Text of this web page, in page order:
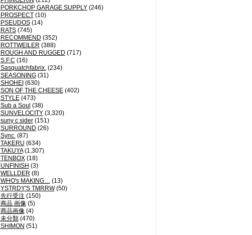
PORKCHOP GARAGE SUPPLY(246)
PROSPECT(10)
PSEUDOS(14)
RATS(745)
RECOMMEND (352)
ROTTWEILER (388)
ROUGH AND RUGGED (717)
S.F.C (16)
Sasquatchfabrix.(234)
SEASONING(31)
SHOHEI (630)
SON OF THE CHEESE(402)
STYLE(473)
Sub a Soul (38)
SUNVELOCITY(3,320)
suny c sider(151)
SURROUND (26)
Sync.(87)
TAKERU (634)
TAKUYA(1,307)
TENBOX(18)
UNFINISH (3)
WELLDER (8)
WHO's MAKING… (13)
YSTRDY'S TMRRW(50)
先行受注 (150)
商品 画像(5)
商品画像(4)
未分類(470)
SHIMON (51)